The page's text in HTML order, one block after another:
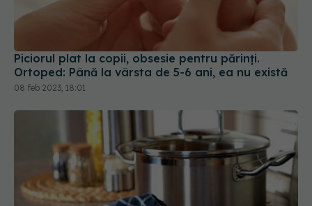
Piciorul plat la copii, obsesie pentru părinți.
Ortoped: Până la vârsta de 5-6 ani, ea nu există
08 feb 2023, 18:01